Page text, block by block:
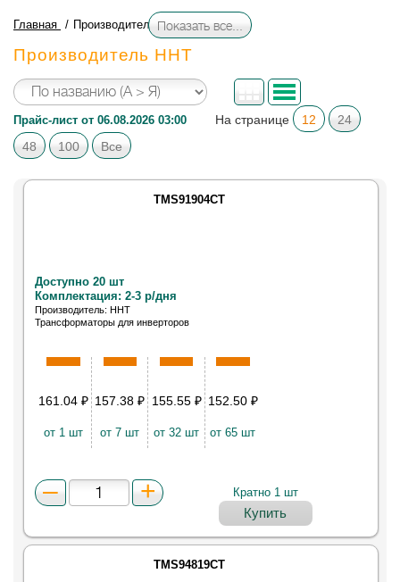
Главная Производитель HHT
Производитель HHT
Прайс-лист от 06.08.2026 03:00 На странице 12
24
48
100 Все
TMS91904CT
Доступно 20 шт
Комплектация: 2-3 р/дня
Производитель: HHT
Трансформаторы для инверторов
161.04 ₽
от 1 шт
157.38₽
от 7 шт
155.55 ₽
от 32 шт
152.50 ₽
от 65 шт
Кратно 1 шт
Купить
TMS94819CT
Показать все...